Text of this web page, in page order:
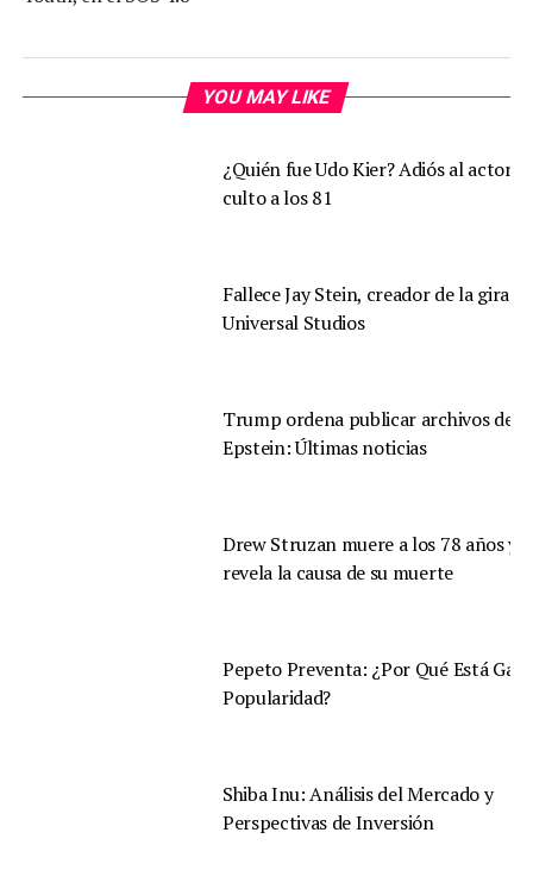
YOU MAY LIKE
¿Quién fue Udo Kier? Adiós al actor
culto a los 81
Fallece Jay Stein, creador de la gira de
Universal Studios
Trump ordena publicar archivos de
Epstein: Últimas noticias
Drew Struzan muere a los 78 años y
revela la causa de su muerte
Pepeto Preventa: ¿Por Qué Está
Popularidad?
Shiba Inu: Análisis del Mercado y
Perspectivas de Inversión